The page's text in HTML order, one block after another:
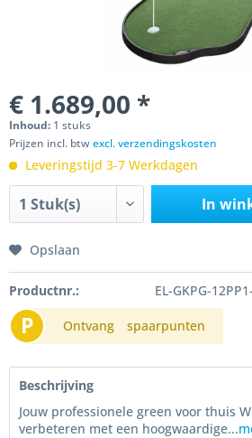
€ 1.689,00 *
Inhoud: 1 stuks
Prijzen incl. btwexcl. verzendingskosten
Leveringstijd 3-7 Werkdagen
In
Opslaan
Productnr.: EL-GKPG-
P Ontvang spaarpunten
Beschrijving
Jouw professionele green voor thuis
verbeteren met een hoogwaardige...